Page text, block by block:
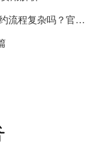
华为认证考试怎么报名？实验考试预约流程复杂吗？官方平台解答！